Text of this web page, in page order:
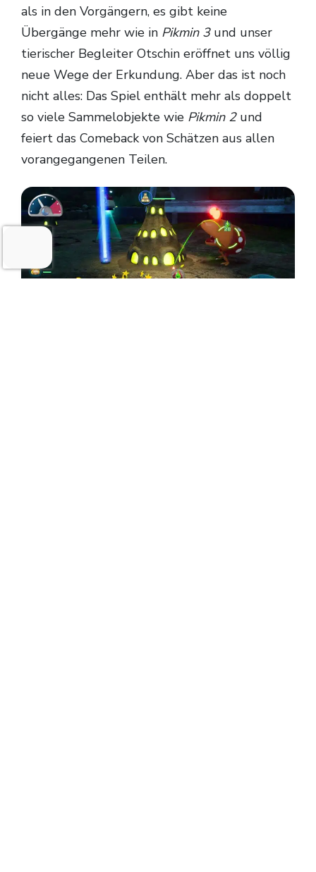
als in den Vorgängern, es gibt keine
Übergänge mehr wie in Pikmin 3und unser
tierischer Begleiter Otschin eröffnet uns völlig
neue Wege der Erkundung. Aber das ist noch
nicht alles: Das Spiel enthält mehr als doppelt
so viele Sammelobjekte wie Pikmin 2und
feiert das Comeback von Schätzen aus allen
vorangegangenen Teilen.